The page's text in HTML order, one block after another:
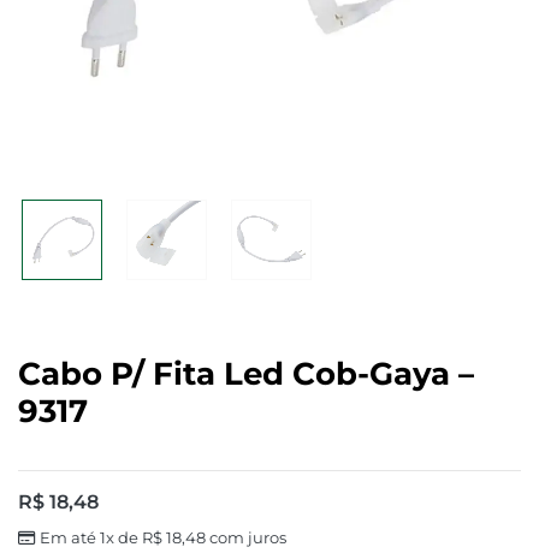
Cabo P/ Fita Led Cob-Gaya –
9317
R$ 18,48
Em até 1x de R$18,48com juros